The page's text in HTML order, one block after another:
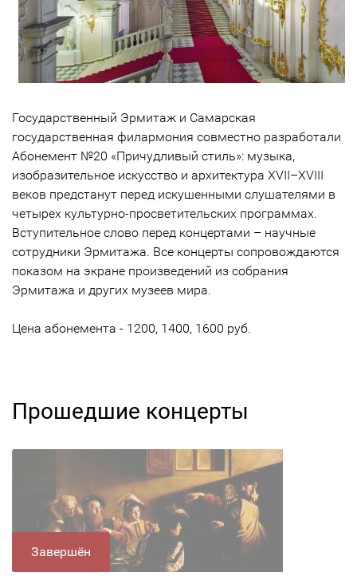
Государственный Эрмитаж и Самарская
государственная филармония совместно разработали
Абонемент №20 «Причудливый стиль»: музыка,
изобразительное искусство и архитектура XVII–XVIII
веков предстанут перед искушенными слушателями в
четырех культурно-просветительских программах.
Вступительное слово перед концертами – научные
сотрудники Эрмитажа. Все концерты сопровождаются
показом на экране произведений из собрания
Эрмитажа и других музеев мира.
Цена абонемента - 1200, 1400, 1600 руб.
Прошедшие концерты
Завершён